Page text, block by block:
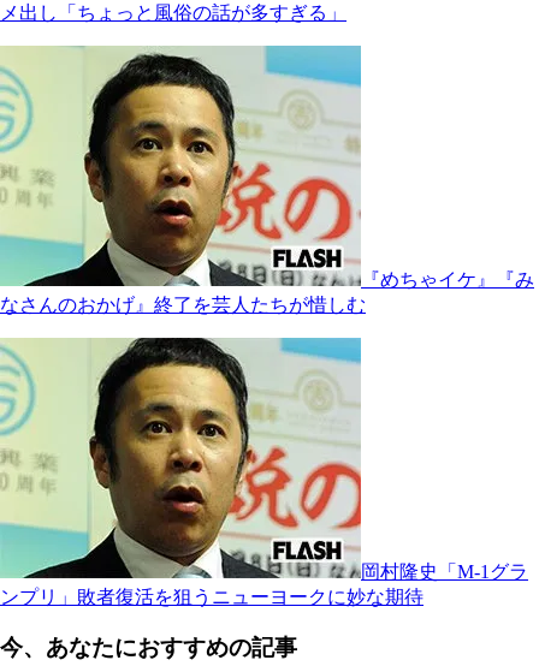
メ出し「ちょっと風俗の話が多すぎる」
『めちゃイケ』『み
なさんのおかげ』終了を芸人たちが惜しむ
岡村隆史「M-1グラ
ンプリ」敗者復活を狙うニューヨークに妙な期待
今、あなたにおすすめの記事